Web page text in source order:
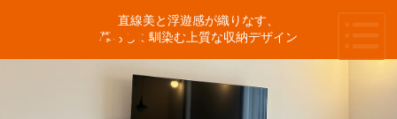
直線美と浮遊感が織りなす、
暮らしに馴染む上質な収納デザイン